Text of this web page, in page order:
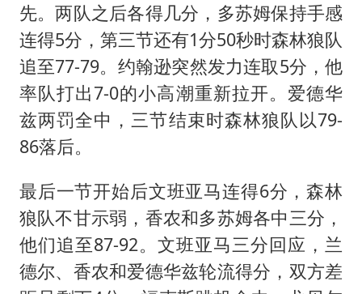
先。两队之后各得几分，多苏姆保持手感
连得5分，第三节还有1分50秒时森林狼队
追至77-79。约翰逊突然发力连取5分，他
率队打出7-0的小高潮重新拉开。爱德华
兹两罚全中，三节结束时森林狼队以79-
86落后。
最后一节开始后文班亚马连得6分，森林
狼队不甘示弱，香农和多苏姆各中三分，
他们追至87-92。文班亚马三分回应，兰
德尔、香农和爱德华兹轮流得分，双方差